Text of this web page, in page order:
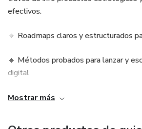
efectivos.
🔹 Roadmaps claros y estructurados
🔹 Métodos probados para lanzar y
digital
🔹 Herramientas y guías paso a paso
Mostrar más